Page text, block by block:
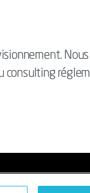
consulting